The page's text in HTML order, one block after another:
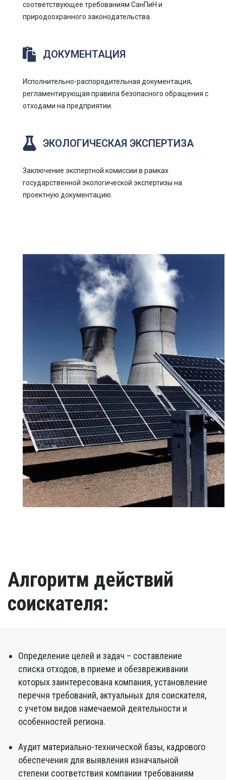
соответствующее требованиям СанПиН и
природоохранного законодательства.
ДОКУМЕНТАЦИЯ
Исполнительно-распорядительная документация,
регламентирующая правила безопасного обращения с
отходами на предприятии.
ЭКОЛОГИЧЕСКАЯ ЭКСПЕРТИЗА
Заключение экспертной комиссии в рамках
государственной экологической экспертизы на
проектную документацию.
Алгоритм действий
соискателя:
Определение целей и задач – составление
списка отходов, в приеме и обезвреживании
которых заинтересована компания, установление
перечня требований, актуальных для соискателя,
с учетом видов намечаемой деятельности и
особенностей региона.
Аудит материально-технической базы, кадрового
обеспечения для выявления изначальной
степени соответствия компании требованиям